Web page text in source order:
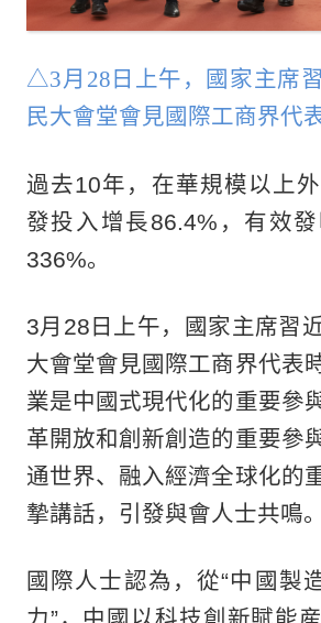
△3月28日上午，國家主席
民大會堂會見國際工商界代表
過去10年，在華規模以上
發投入增長86.4%，有效
336%。
3月28日上午，國家主席習
大會堂會見國際工商界代表
業是中國式現代化的重要參
革開放和創新創造的重要參
通世界、融入經濟全球化的
摯講話，引發與會人士共鳴。
國際人士認為，從“中國製